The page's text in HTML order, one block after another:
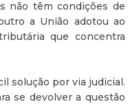
não têm condições de
a União adotou ao
que concentra
solução por via judicial.
se devolver a questão